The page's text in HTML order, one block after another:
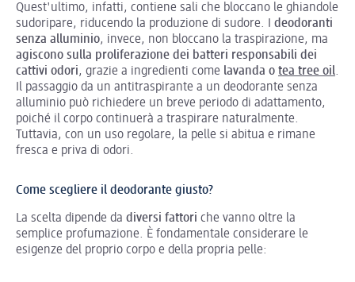
Quest'ultimo, infatti, contiene sali che bloccano le ghiandole
sudoripare, riducendo la produzione di sudore. I deodoranti
senza alluminio, invece, non bloccano la traspirazione, ma
agiscono sulla proliferazione dei batteri responsabili dei
cattivi odori, grazie a ingredienti come lavanda o tea tree oil.
Il passaggio da un antitraspirante a un deodorante senza
alluminio può richiedere un breve periodo di adattamento,
poiché il corpo continuerà a traspirare naturalmente.
Tuttavia, con un uso regolare, la pelle si abitua e rimane
fresca e priva di odori.
Come scegliere il deodorante giusto?
La scelta dipende da diversi fattori che vanno oltre la
semplice profumazione. È fondamentale considerare le
esigenze del proprio corpo e della propria pelle: